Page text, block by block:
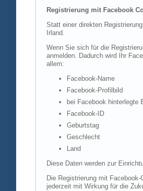
Registrierung mit Facebook
Statt einer direkten
Irland.
Wenn Sie sich für die
anmelden. Dadurch wird Ihr
allem:
Facebook-Name
Facebook-Profilbild
bei Facebook hinterlegte
Facebook-ID
Geburtstag
Geschlecht
Land
Diese Daten werden zur
Die Registrierung mit
jederzeit mit Wirkung für die